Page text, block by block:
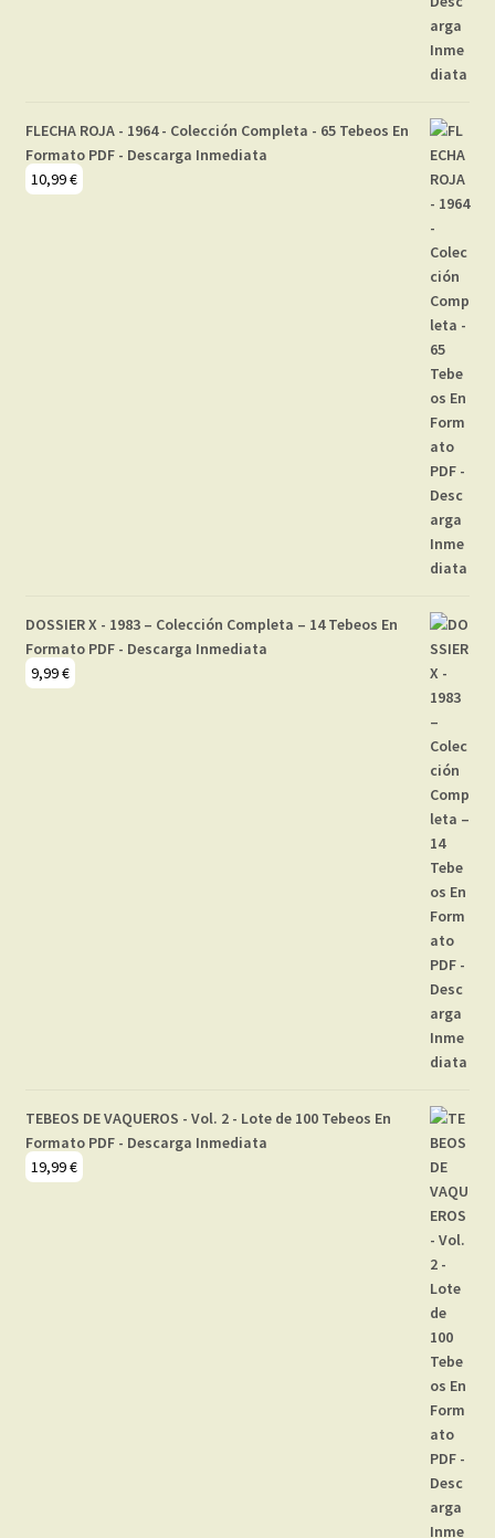
FLECHA ROJA - 1964 - Colección Completa - 65 Tebeos En
Formato PDF - Descarga Inmediata
10,99€
DOSSIER X - 1983 – Colección Completa – 14 Tebeos En
Formato PDF - Descarga Inmediata
9,99€
TEBEOS DE VAQUEROS - Vol. 2 - Lote de 100 Tebeos En
Formato PDF - Descarga Inmediata
19,99€